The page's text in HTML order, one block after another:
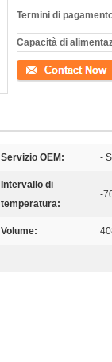
Termini di
Capacità di
Contatto
Servizio OEM: -
Intervallo di
temperatura:
-
Volume: